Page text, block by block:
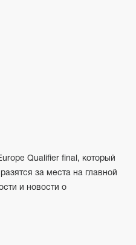
Qualifier final, который
за места на главной
и новости о